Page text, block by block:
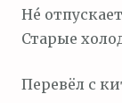
Не́ отпускает
Старые
Перевёл с